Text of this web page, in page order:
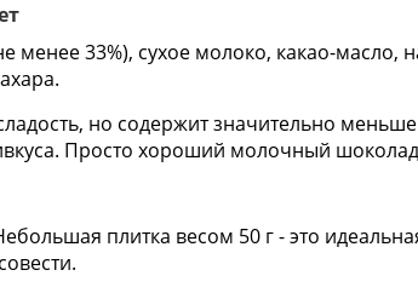
менее 33%), сухое молоко, какао-масло,
но содержит значительно
Просто хороший молочный
плитка весом 50 г - это